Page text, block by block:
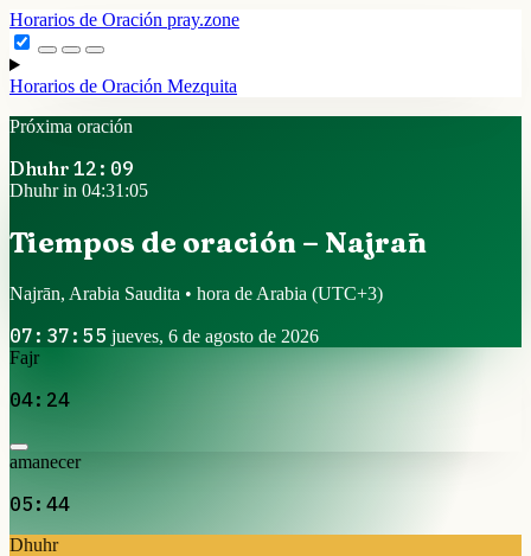
Horarios de Oración pray.zone
Horarios de Oración Mezquita
Próxima oración
Dhuhr 12:09
Dhuhr in 04:31:05
Tiempos de oración – Najrān
Najrān, Arabia Saudita • hora de Arabia (UTC+3)
07:37:55 jueves, 6 de agosto de 2026
Fajr
04:24
amanecer
05:44
Dhuhr